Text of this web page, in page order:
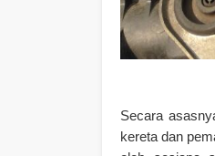
Secara
kereta dan